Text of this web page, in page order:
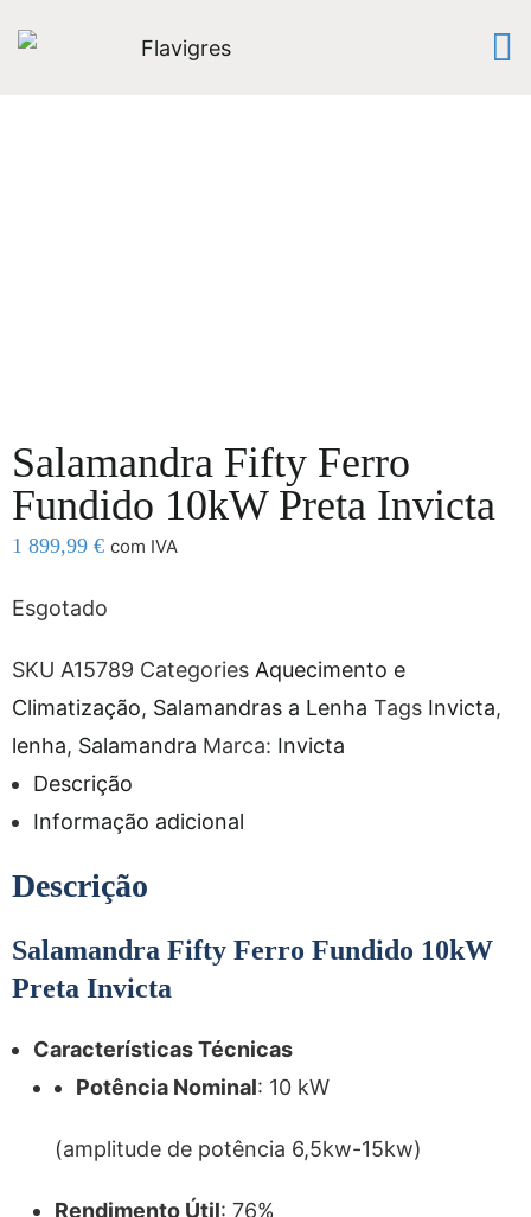
Salamandra Fifty Ferro
Fundido 10kW Preta Invicta
1 899,99 € com IVA
Esgotado
SKU A15789 Categories Aquecimento e
Climatização, Salamandras a Lenha Tags Invicta,
lenha, Salamandra Marca: Invicta
Descrição
Informação adicional
Descrição
Salamandra Fifty Ferro Fundido 10kW
Preta Invicta
Características Técnicas
Potência Nominal: 10 kW
(amplitude de potência 6,5kw-15kw)
Rendimento Útil: 76%